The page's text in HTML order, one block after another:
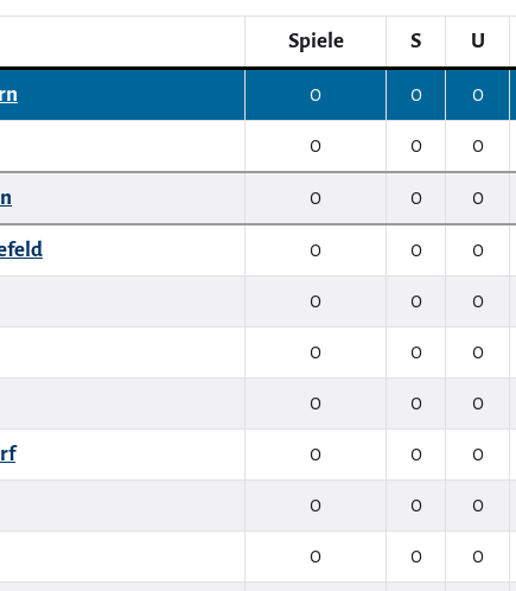
Spiele S U
0 0 0
0 0 0
0 0 0
0 0 0
0 0 0
0 0 0
0 0 0
0 0 0
0 0 0
0 0 0